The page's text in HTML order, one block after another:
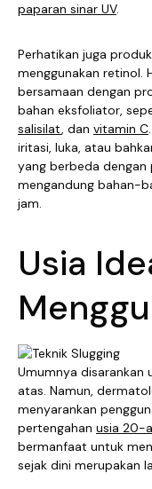
paparan sinar UV.
Perhatikan juga
menggunakan retinol.
bersamaan dengan
bahan eksfoliator,
salisilat, dan vitamin C
iritasi, luka, atau
yang berbeda
mengandung bahan-
jam.
Usia
Umumnya disarankan
atas. Namun,
menyarankan
pertengahan usia 20-
bermanfaat untuk
sejak dini merupakan